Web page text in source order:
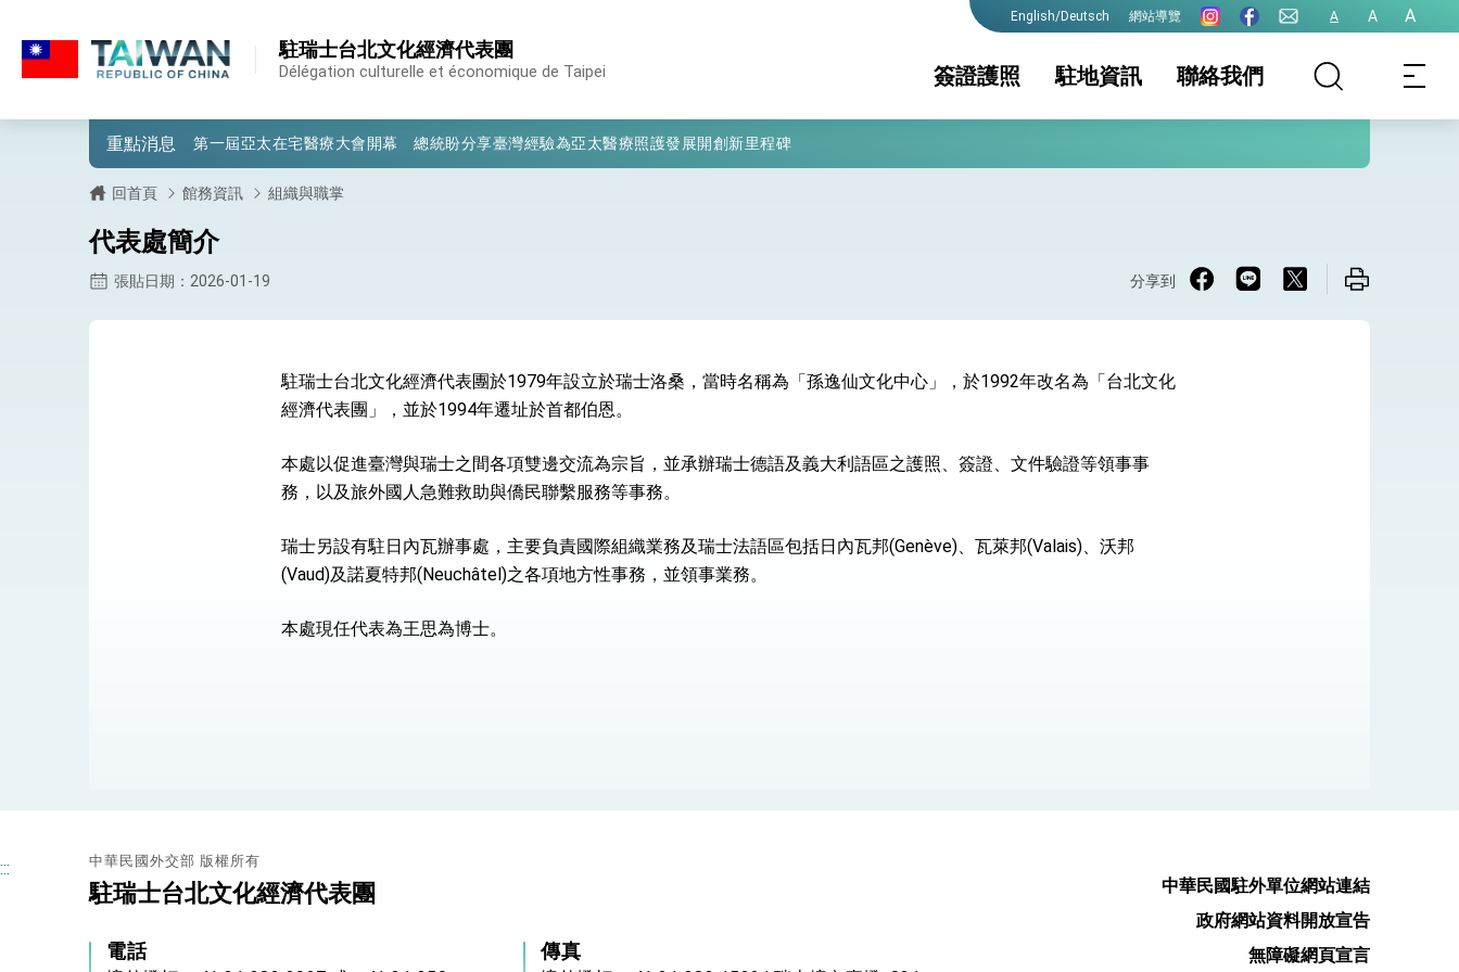
English/Deutsch 網站導覽 A A A
駐瑞士台北文化經濟代表團
Délégation culturelle et économique de Taipei 簽證護照
護照 戶籍相關須知
簽證
駐地資訊
簽證及入境須知 國家相關資訊
生活資訊
聯絡我們
重點消息
外交部重要言論
第一屆亞太在宅醫療大會開幕 總統盼分享臺灣經驗為亞太醫療照護發展開創新里程碑
外交部發布WHA文宣影片「台灣醫療點亮世界」及「台灣智慧醫療與健康產業展」預告短片，向世界展現台灣守護全球健康的創新能量
總統出訪史瓦帝尼返國談話 強調臺灣人有權利走向世界 盼與理念相近國家共同維護國際秩序
堅定走向世界 賴總統抵達史瓦帝尼王國進行國是訪問
總統與五院院長新春茶敘 盼化分歧為團結、為國家邁出合作第一步
台美貿易協議完成簽署達成6大目標、創5大歷史性突破 總統強調將以3大面向加速臺灣經濟轉型升級 籲請立院全力支持並盡速通過
總統接受「法新社」（AFP）專訪內容
外交部長林佳龍於《外交事務》撰文指出：自由世界 需要台灣，團結合作方能守護繁榮
總統主持「台美經濟繁榮夥伴對話」記者會 說明臺美合作三大戰略方向 盼與民主夥伴共同引領 下一個世代的繁榮
外交部與數位發展部攜手合作，整合台灣雄厚數位實力，達成固邦榮邦目標
民調顯示多數國人滿意政府外交表現，高度支持「總合外交」與台歐美日關係深化
回首頁 館務資訊 組織與職掌
代表處簡介
張貼日期：2026-01-19 分享到
駐瑞士台北文化經濟代表團於1979年設立於瑞士洛桑，當時名稱為「孫逸仙文化中心」，於1992年改名為「台北文化
經濟代表團」，並於1994年遷址於首都伯恩。
本處以促進臺灣與瑞士之間各項雙邊交流為宗旨，並承辦瑞士德語及義大利語區之護照、簽證、文件驗證等領事事
務，以及旅外國人急難救助與僑民聯繫服務等事務。
瑞士另設有駐日內瓦辦事處，主要負責國際組織業務及瑞士法語區包括日內瓦邦(Genève)、瓦萊邦(Valais)、沃邦
(Vaud)及諾夏特邦(Neuchâtel)之各項地方性事務，並領事業務。
本處現任代表為王思為博士。
::: 中華民國外交部 版權所有
駐瑞士台北文化經濟代表團
電話 傳真
中華民國駐外單位網站連結
政府網站資料開放宣告
無障礙網頁宣言